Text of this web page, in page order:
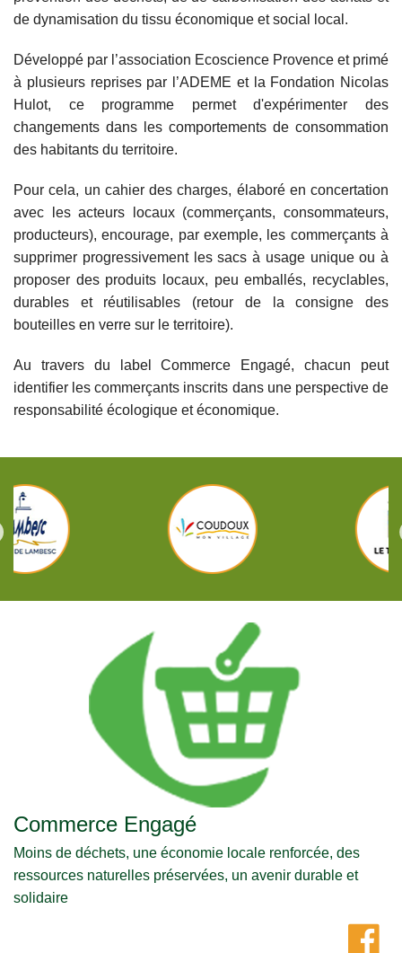
de dynamisation du tissu économique et social local.
Développé par l’association Ecoscience Provence et primé
à plusieurs reprises par l’ADEME et la Fondation Nicolas
Hulot, ce programme permet d'expérimenter des
changements dans les comportements de consommation
des habitants du territoire.
Pour cela, un cahier des charges, élaboré en concertation
avec les acteurs locaux (commerçants, consommateurs,
producteurs), encourage, par exemple, les commerçants à
supprimer progressivement les sacs à usage unique ou à
proposer des produits locaux, peu emballés, recyclables,
durables et réutilisables (retour de la consigne des
bouteilles en verre sur le territoire).
Au travers du label Commerce Engagé, chacun peut
identifier les commerçants inscrits dans une perspective de
responsabilité écologique et économique.
Commerce Engagé
Moins de déchets, une économie locale renforcée, des
ressources naturelles préservées, un avenir durable et
solidaire